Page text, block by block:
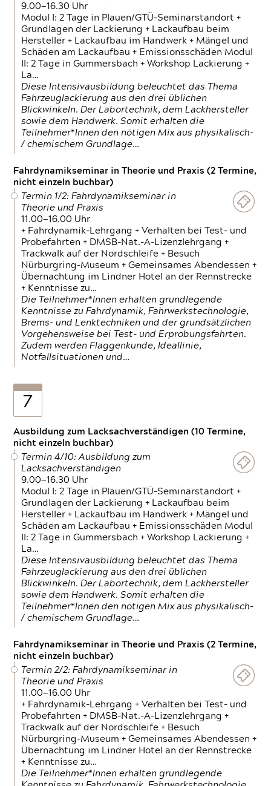
9.00—16.30 Uhr
Modul I: 2 Tage in Plauen/GTÜ-Seminarstandort +
Grundlagen der Lackierung + Lackaufbau beim
Hersteller + Lackaufbau im Handwerk + Mängel und
Schäden am Lackaufbau + Emissionsschäden Modul
II: 2 Tage in Gummersbach + Workshop Lackierung +
La…
Diese Intensivausbildung beleuchtet das Thema
Fahrzeuglackierung aus den drei üblichen
Blickwinkeln. Der Labortechnik, dem Lackhersteller
sowie dem Handwerk. Somit erhalten die
Teilnehmer*Innen den nötigen Mix aus physikalisch-
/ chemischem Grundlage…
Fahrdynamikseminar in Theorie und Praxis (2 Termine,
nicht einzeln buchbar)
Termin 1/2: Fahrdynamikseminar in
Theorie und Praxis
11.00—16.00 Uhr
+ Fahrdynamik-Lehrgang + Verhalten bei Test- und
Probefahrten + DMSB-Nat.-A-Lizenzlehrgang +
Trackwalk auf der Nordschleife + Besuch
Nürburgring-Museum + Gemeinsames Abendessen +
Übernachtung im Lindner Hotel an der Rennstrecke
+ Kenntnisse zu…
Die Teilnehmer*Innen erhalten grundlegende
Kenntnisse zu Fahrdynamik, Fahrwerkstechnologie,
Brems- und Lenktechniken und der grundsätzlichen
Vorgehensweise bei Test- und Erprobungsfahrten.
Zudem werden Flaggenkunde, Ideallinie,
Notfallsituationen und…
7
Ausbildung zum Lacksachverständigen (10 Termine,
nicht einzeln buchbar)
Termin 4/10: Ausbildung zum
Lacksachverständigen
9.00—16.30 Uhr
Modul I: 2 Tage in Plauen/GTÜ-Seminarstandort +
Grundlagen der Lackierung + Lackaufbau beim
Hersteller + Lackaufbau im Handwerk + Mängel und
Schäden am Lackaufbau + Emissionsschäden Modul
II: 2 Tage in Gummersbach + Workshop Lackierung +
La…
Diese Intensivausbildung beleuchtet das Thema
Fahrzeuglackierung aus den drei üblichen
Blickwinkeln. Der Labortechnik, dem Lackhersteller
sowie dem Handwerk. Somit erhalten die
Teilnehmer*Innen den nötigen Mix aus physikalisch-
/ chemischem Grundlage…
Fahrdynamikseminar in Theorie und Praxis (2 Termine,
nicht einzeln buchbar)
Termin 2/2: Fahrdynamikseminar in
Theorie und Praxis
11.00—16.00 Uhr
+ Fahrdynamik-Lehrgang + Verhalten bei Test- und
Probefahrten + DMSB-Nat.-A-Lizenzlehrgang +
Trackwalk auf der Nordschleife + Besuch
Nürburgring-Museum + Gemeinsames Abendessen +
Übernachtung im Lindner Hotel an der Rennstrecke
+ Kenntnisse zu…
Die Teilnehmer*Innen erhalten grundlegende